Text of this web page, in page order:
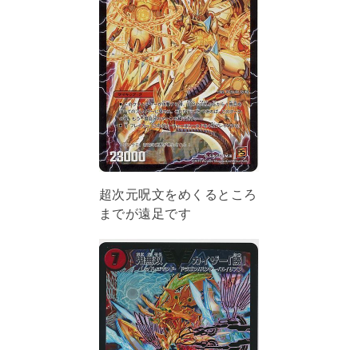
超次元呪文をめくるところ
までが遠足です